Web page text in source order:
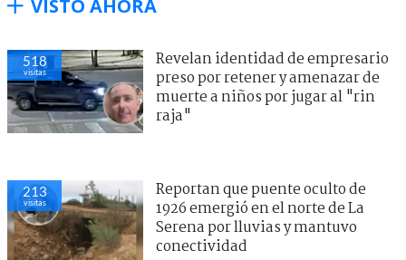
VISTO AHORA
518
visitas
Revelan identidad de empresario
preso por retener y amenazar de
muerte a niños por jugar al "rin
raja"
213
visitas
Reportan que puente oculto de
1926 emergió en el norte de La
Serena por lluvias y mantuvo
conectividad